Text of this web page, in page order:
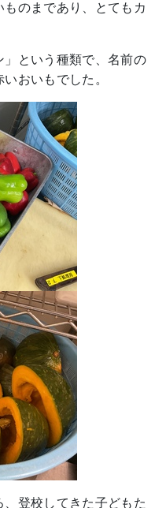
のまであり、とてもカ
」という種類で、名前の
おいもでした。
登校してきた子どもた